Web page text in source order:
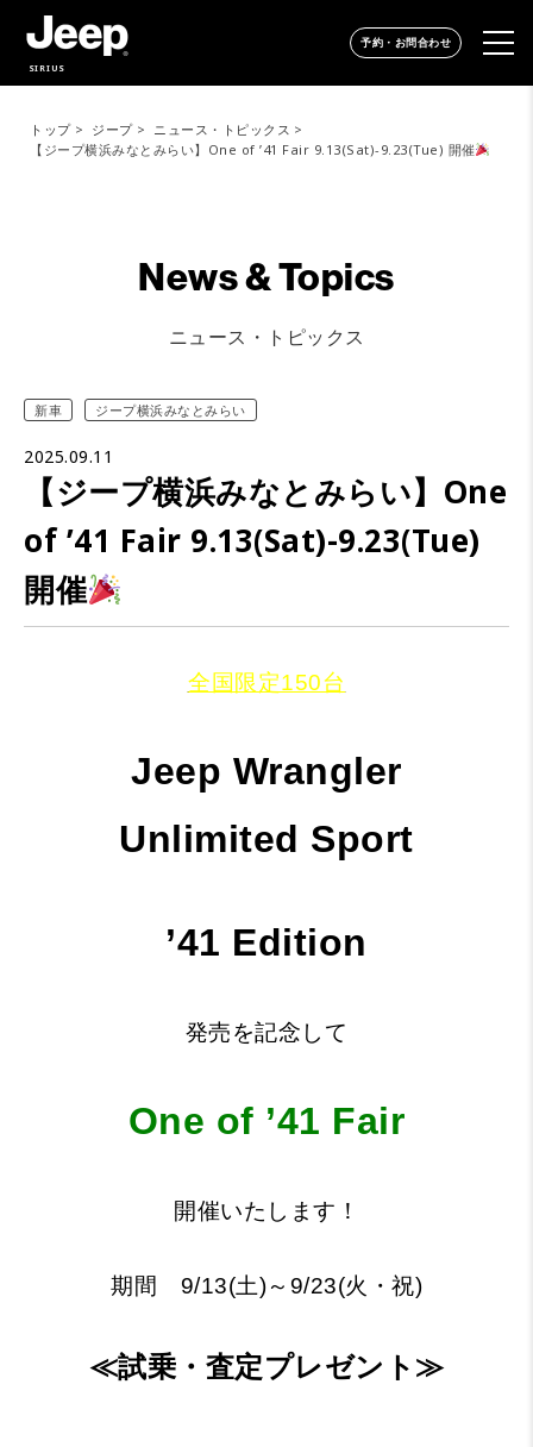
SIRIUS
予約・お問合わせ
トップ ジープ
ニュース・トピックス
【ジープ横浜みなとみらい】One of ’41 Fair 9.13(Sat)-9.23(Tue) 開催
News & Topics
ニュース・トピックス
新車 ジープ横浜みなとみらい
2025.09.11
【ジープ横浜みなとみらい】One
of ’41 Fair 9.13(Sat)-9.23(Tue)
開催
全国限定150台
Jeep Wrangler
Unlimited Sport
’41 Edition
発売を記念して
One of ’41 Fair
開催いたします！
期間 9/13(土)～9/23(火・祝)
≪試乗・査定プレゼント≫